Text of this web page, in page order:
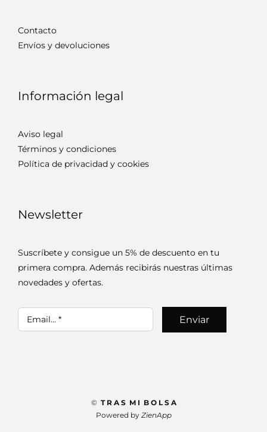
Contacto
Envíos y devoluciones
Información legal
Aviso legal
Términos y condiciones
Política de privacidad y cookies
Newsletter
Suscríbete y consigue un 5% de descuento en tu
primera compra. Además recibirás nuestras últimas
novedades y ofertas.
Enviar
© T R A S M I B O L S A
Powered by ZienApp